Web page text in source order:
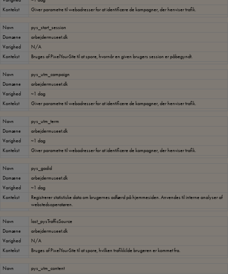
Kontekst
Giver parametre til webadresser for at identificere de kampagner, der henviser trafik.
Navn
pys_start_session
Domæne
arbejdermuseet.dk
Varighed
N/A
Kontekst
Bruges af PixelYourSite til at spore, hvornår en given brugers session er påbegyndt.
Navn
pys_utm_campaign
Domæne
arbejdermuseet.dk
Varighed
~1 dag
Kontekst
Giver parametre til webadresser for at identificere de kampagner, der henviser trafik.
Navn
pys_utm_term
Domæne
arbejdermuseet.dk
Varighed
~1 dag
Kontekst
Giver parametre til webadresser for at identificere de kampagner, der henviser trafik.
Navn
pys_gadid
Domæne
arbejdermuseet.dk
Varighed
~1 dag
Kontekst
Registrerer statistiske data om brugernes adfærd på hjemmesiden. Anvendes til interne analyser af
webstedsoperatøren.
Navn
last_pysTrafficSource
Domæne
arbejdermuseet.dk
Varighed
N/A
Kontekst
Bruges af PixelYourSite til at spore, hvilken trafikkilde brugeren er kommet fra.
Navn
pys_utm_content